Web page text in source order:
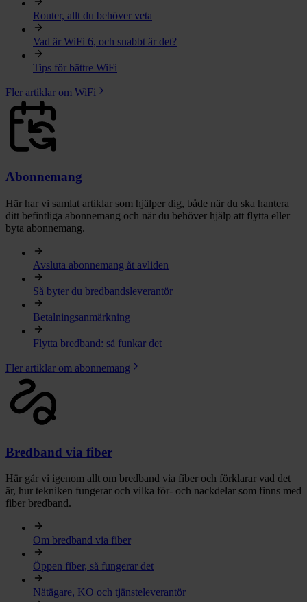
Router, allt du behöver veta
Vad är WiFi 6, och snabbt är det?
Tips för bättre WiFi
Fler artiklar om WiFi
Abonnemang
Här har vi samlat artiklar som hjälper dig, både när du ska hantera
ditt befintliga abonnemang och när du behöver hjälp att flytta eller
byta abonnemang.
Avsluta abonnemang åt avliden
Så byter du bredbandsleverantör
Betalningsanmärkning
Flytta bredband: så funkar det
Fler artiklar om abonnemang
Bredband via fiber
Här går vi igenom allt om bredband via fiber och förklarar vad det
är, hur tekniken fungerar och vilka för- och nackdelar som finns med
fiber bredband.
Om bredband via fiber
Öppen fiber, så fungerar det
Nätägare, KO och tjänsteleverantör